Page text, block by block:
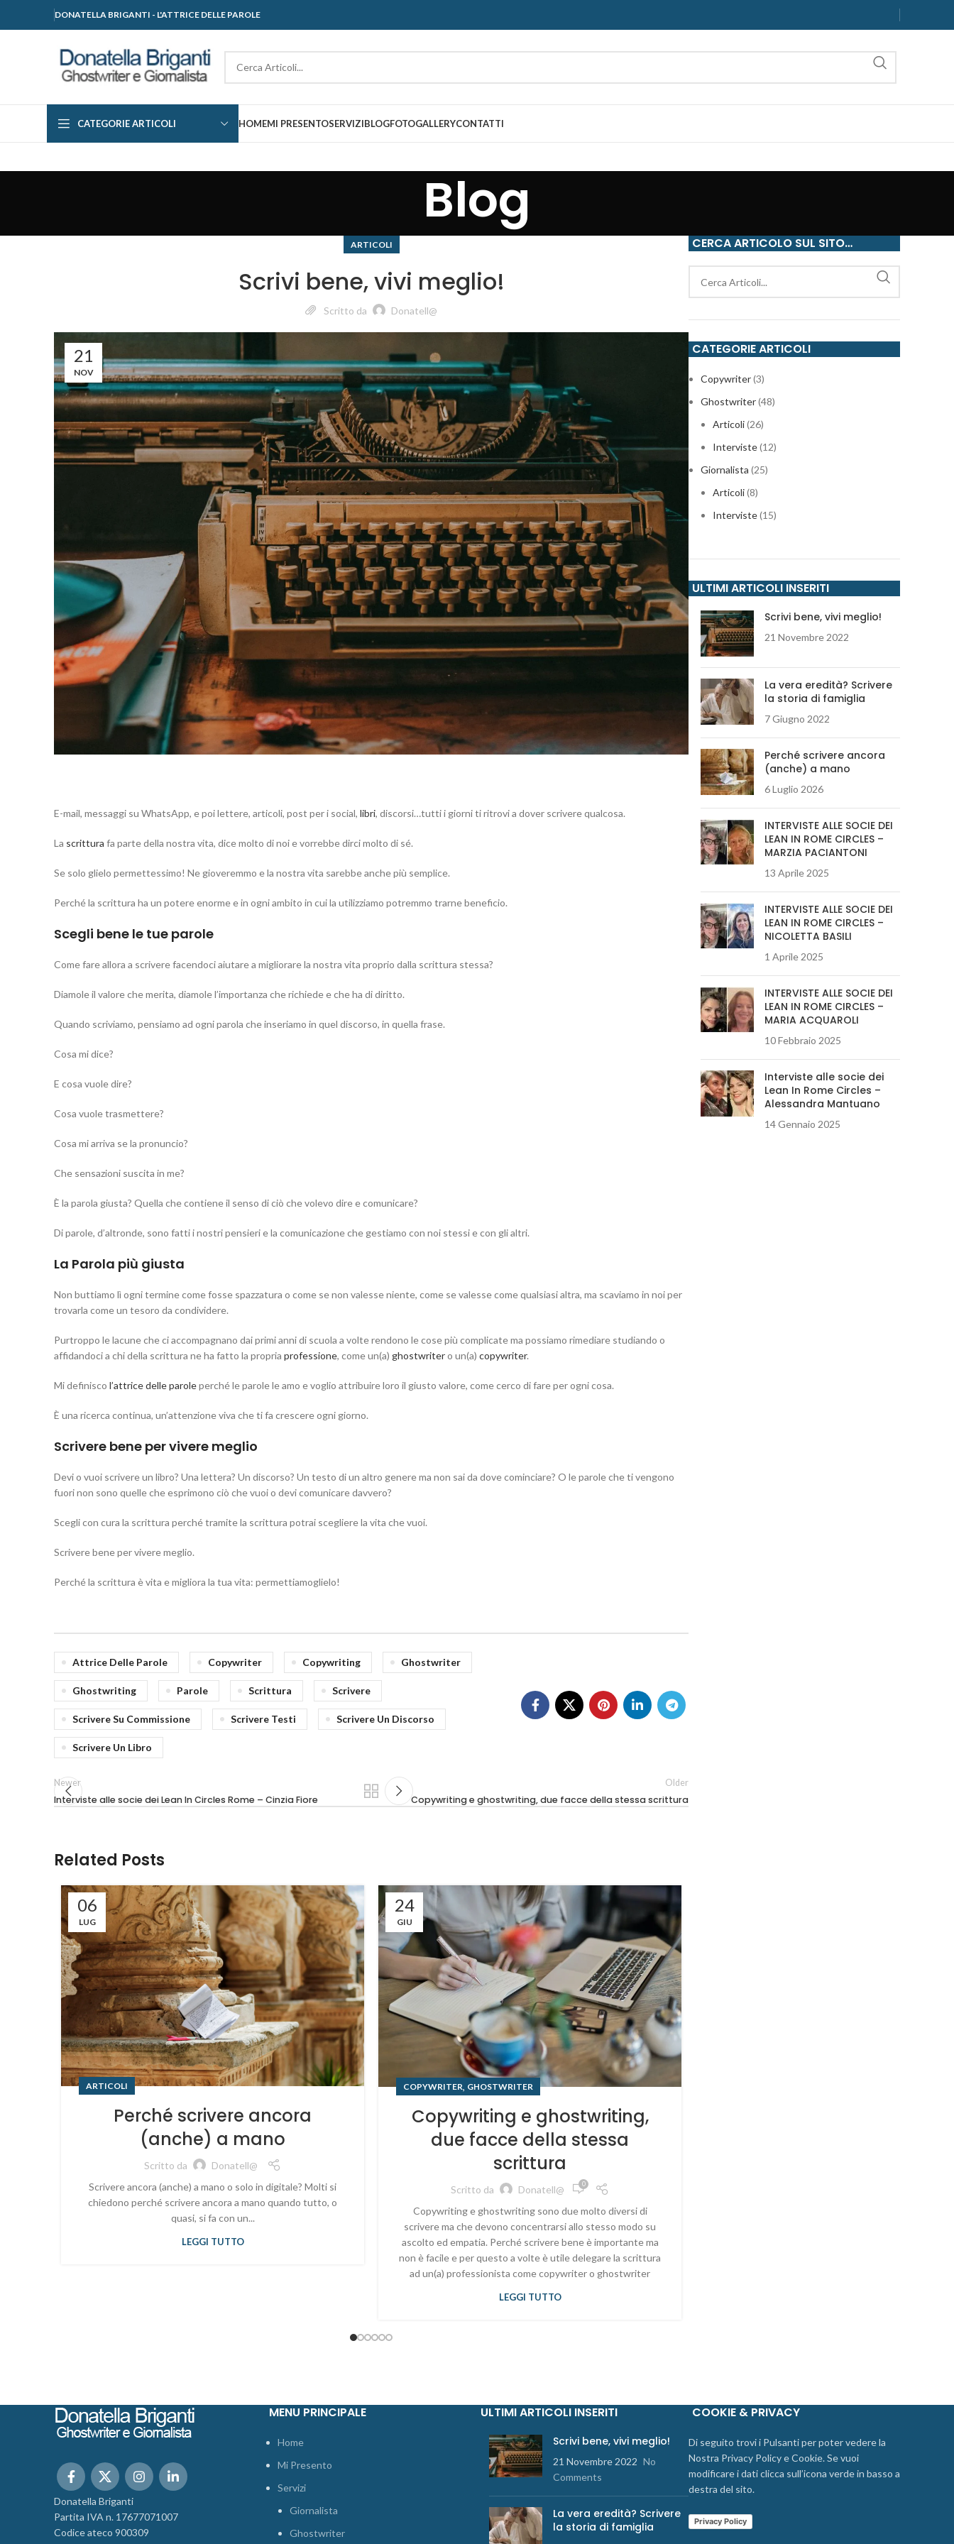
DONATELLA BRIGANTI - L'ATTRICE DELLE PAROLE
CATEGORIE ARTICOLI HOMEMI PRESENTOSERVIZIBLOGFOTOGALLERYCONTATTI
Blog
ARTICOLI
Scrivi bene, vivi meglio!
Scritto da Donatell@
21
NOV
E-mail, messaggi su WhatsApp, e poi lettere, articoli, post per i social, libri, discorsi…tutti i giorni ti ritrovi a dover scrivere qualcosa.
La scrittura fa parte della nostra vita, dice molto di noi e vorrebbe dirci molto di sé.
Se solo glielo permettessimo! Ne gioveremmo e la nostra vita sarebbe anche più semplice.
Perché la scrittura ha un potere enorme e in ogni ambito in cui la utilizziamo potremmo trarne beneficio.
Scegli bene le tue parole
Come fare allora a scrivere facendoci aiutare a migliorare la nostra vita proprio dalla scrittura stessa?
Diamole il valore che merita, diamole l’importanza che richiede e che ha di diritto.
Quando scriviamo, pensiamo ad ogni parola che inseriamo in quel discorso, in quella frase.
Cosa mi dice?
E cosa vuole dire?
Cosa vuole trasmettere?
Cosa mi arriva se la pronuncio?
Che sensazioni suscita in me?
È la parola giusta? Quella che contiene il senso di ciò che volevo dire e comunicare?
Di parole, d’altronde, sono fatti i nostri pensieri e la comunicazione che gestiamo con noi stessi e con gli altri.
La Parola più giusta
Non buttiamo lì ogni termine come fosse spazzatura o come se non valesse niente, come se valesse come qualsiasi altra, ma scaviamo in noi per
trovarla come un tesoro da condividere.
Purtroppo le lacune che ci accompagnano dai primi anni di scuola a volte rendono le cose più complicate ma possiamo rimediare studiando o
affidandoci a chi della scrittura ne ha fatto la propria professione, come un(a) ghostwritero un(a) copywriter.
Mi definisco l’attrice delle paroleperché le parole le amo e voglio attribuire loro il giusto valore, come cerco di fare per ogni cosa.
È una ricerca continua, un’attenzione viva che ti fa crescere ogni giorno.
Scrivere bene per vivere meglio
Devi o vuoi scrivere un libro? Una lettera? Un discorso? Un testo di un altro genere ma non sai da dove cominciare? O le parole che ti vengono
fuori non sono quelle che esprimono ciò che vuoi o devi comunicare davvero?
Scegli con cura la scrittura perché tramite la scrittura potrai scegliere la vita che vuoi.
Scrivere bene per vivere meglio.
Perché la scrittura è vita e migliora la tua vita: permettiamoglielo!
Attrice Delle Parole Copywriter Copywriting Ghostwriter
Ghostwriting Parole Scrittura Scrivere
Scrivere Su Commissione Scrivere Testi Scrivere Un Discorso
Scrivere Un Libro
Newer
Interviste alle socie dei Lean In Circles Rome – Cinzia Fiore
Older
Copywriting e ghostwriting, due facce della stessa scrittura
Related Posts
06
LUG
ARTICOLI
Perché scrivere ancora
(anche) a mano
Scritto da
Donatell@
Scrivere ancora (anche) a mano o solo in digitale? Molti si
chiedono perché scrivere ancora a mano quando tutto, o
quasi, si fa con un...
LEGGI TUTTO
24
GIU
COPYWRITER, GHOSTWRITER
Copywriting e ghostwriting,
due facce della stessa
scrittura
Scritto da Donatell@ 0
Copywriting e ghostwriting sono due molto diversi di
scrivere ma che devono concentrarsi allo stesso modo su
ascolto ed empatia. Perché scrivere bene è importante ma
non è facile e per questo a volte è utile delegare la scrittura
ad un(a) professionista come copywriter o ghostwriter
LEGGI TUTTO
CERCA ARTICOLO SUL SITO…
CATEGORIE ARTICOLI
Copywriter(3)
Ghostwriter(48)
Articoli(26)
Interviste(12)
Giornalista (25)
Articoli(8)
Interviste(15)
ULTIMI ARTICOLI INSERITI
Scrivi bene, vivi meglio!
21 Novembre 2022
La vera eredità? Scrivere
la storia di famiglia
7 Giugno 2022
Perché scrivere ancora
(anche) a mano
6 Luglio 2026
INTERVISTE ALLE SOCIE DEI
LEAN IN ROME CIRCLES –
MARZIA PACIANTONI
13 Aprile 2025
INTERVISTE ALLE SOCIE DEI
LEAN IN ROME CIRCLES –
NICOLETTA BASILI
1 Aprile 2025
INTERVISTE ALLE SOCIE DEI
LEAN IN ROME CIRCLES –
MARIA ACQUAROLI
10 Febbraio 2025
Interviste alle socie dei
Lean In Rome Circles –
Alessandra Mantuano
14 Gennaio 2025
Donatella Briganti
Partita IVA n. 17677071007
Codice ateco 900309
MENU PRINCIPALE
Home
Mi Presento
Servizi
Giornalista
Ghostwriter
ULTIMI ARTICOLI INSERITI
Scrivi bene, vivi meglio!
21 Novembre 2022 No
Comments
La vera eredità? Scrivere
la storia di famiglia
COOKIE & PRIVACY
Di seguito trovi i Pulsanti per poter vedere la
Nostra Privacy Policy e Cookie. Se vuoi
modificare i dati clicca sull’icona verde in basso a
destra del sito.
Privacy Policy